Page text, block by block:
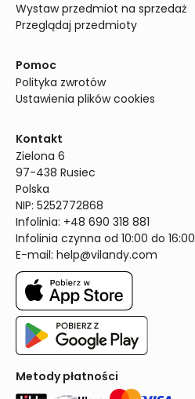
Wystaw przedmiot na sprzedaż
Przeglądaj przedmioty
Pomoc
Polityka zwrotów
Ustawienia plików cookies
Kontakt
Zielona 6
97-438 Rusiec
Polska
NIP: 5252772868
Infolinia: +48 690 318 881
Infolinia czynna od 10:00 do 16:00
E-mail: help@vilandy.com
Metody płatności